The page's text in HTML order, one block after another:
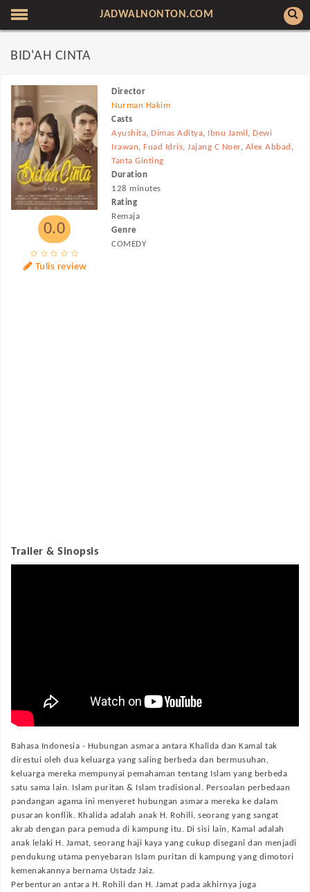
JADWALNONTON.COM
BID'AH CINTA
0.0
Tulis review
Director
Nurman Hakim
Casts
Ayushita, Dimas Aditya, Ibnu Jamil , Dewi
Irawan, Fuad Idris,Jajang C Noer, Alex Abbad ,
Tanta Ginting
Duration
128 minutes
Rating
Remaja
Genre
COMEDY
Trailer & Sinopsis
Bahasa Indonesia - Hubungan asmara antara Khalida dan Kamal tak
direstui oleh dua keluarga yang saling berbeda dan bermusuhan,
keluarga mereka mempunyai pemahaman tentang Islam yang berbeda
satu sama lain. Islam puritan & Islam tradisional. Persoalan perbedaan
pandangan agama ini menyeret hubungan asmara mereka ke dalam
pusaran konflik. Khalida adalah anak H. Rohili, seorang yang sangat
akrab dengan para pemuda di kampung itu. Di sisi lain, Kamal adalah
anak lelaki H. Jamat, seorang haji kaya yang cukup disegani dan menjadi
pendukung utama penyebaran Islam puritan di kampung yang dimotori
kemenakannya bernama Ustadz Jaiz.
Perbenturan antara H. Rohili dan H. Jamat pada akhirnya juga